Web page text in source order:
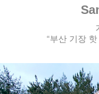
“부산 기장